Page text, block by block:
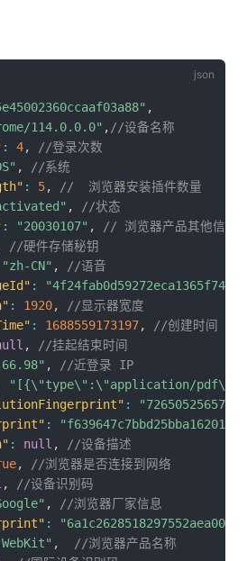
,
114.0.0.0" , //设备名称
: 4,
//登录次数
,
//系统
: 5,
//  浏览器安装插件数量
,
//状态
: "20030107" ,
// 浏览器产品其他信息
//硬件存储秘钥
"zh-CN" ,
//语音
:
: 1920,
//显示器宽度
: 1688559173197,
//创建时间
,
//挂起结束时间
,
//近登录 IP
"[{\"type\":\"application/
:
:
: null ,
//设备描述
,
//浏览器是否连接到网络
,
//设备识别码
,
//浏览器厂家信息
:
,
//浏览器产品名称